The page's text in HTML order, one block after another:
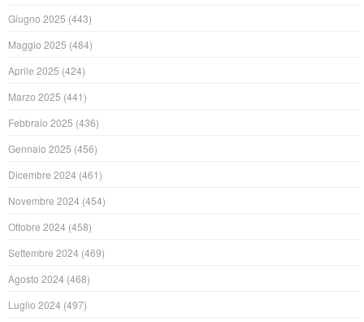
Giugno 2025 (443)
Maggio 2025 (484)
Aprile 2025 (424)
Marzo 2025 (441)
Febbraio 2025 (436)
Gennaio 2025 (456)
Dicembre 2024 (461)
Novembre 2024 (454)
Ottobre 2024 (458)
Settembre 2024 (469)
Agosto 2024 (468)
Luglio 2024 (497)